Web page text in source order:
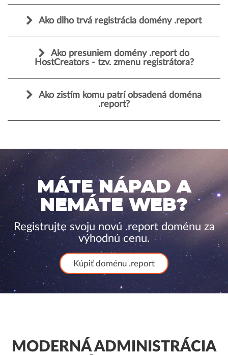
Ako dlho trvá registrácia domény .report
Ako presuniem domény .report do
HostCreators - tzv. zmenu registrátora?
Ako zistím komu patrí obsadená doména
.report?
MÁTE NÁPAD A
NEMÁTE WEB?
Registrujte svoju novú .report doménu za
výhodnú cenu.
Kúpiť doménu .report
MODERNÁ ADMINISTRÁCIA